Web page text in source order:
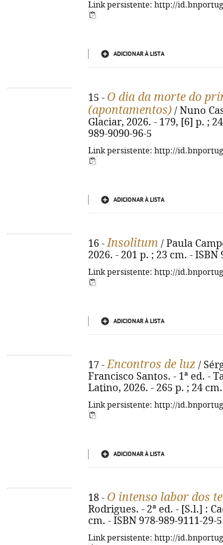
Link persistente: http://
ADICIONAR À LISTA
15 - O dia da morte do
(apontamentos) / Nuno
Glaciar, 2026. - 179, [6] p. ;
989-9090-96-5
Link persistente: http://
ADICIONAR À LISTA
16 -Insolitum / Paula
2026. - 201 p. ; 23 cm. - ISBN
Link persistente: http://
ADICIONAR À LISTA
17 -Encontros de luz /
Francisco Santos. - 1ª ed. -
Latino, 2026. - 265 p. ; 24
Link persistente: http://
ADICIONAR À LISTA
18 - O intenso labor dos
Rodrigues. - 2ª ed. - [S.l.] :
cm. - ISBN 978-989-9111-29-5
Link persistente: http://